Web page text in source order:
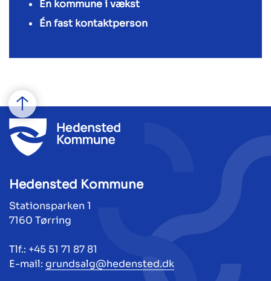
En kommune i vækst
Én fast kontaktperson
Hedensted Kommune
Stationsparken 1
7160 Tørring
Tlf.: +45 51 71 87 81
E-mail: grundsalg@hedensted.dk